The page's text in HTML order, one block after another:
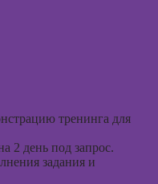
тренинга для
2 день под запрос.
задания и